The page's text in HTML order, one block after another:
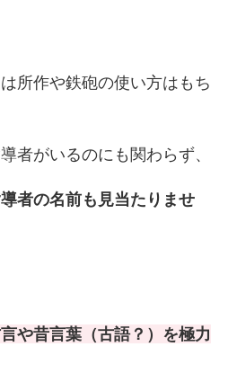
所作や鉄砲の使い方はもち
者がいるのにも関わらず、
者の名前も見当たりませ
や昔言葉（古語？）を極力